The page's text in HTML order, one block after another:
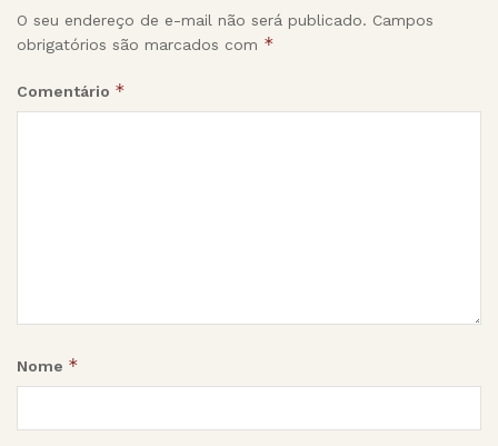
O seu endereço de e-mail não será publicado. Campos
obrigatórios são marcados com *
Comentário *
Nome *